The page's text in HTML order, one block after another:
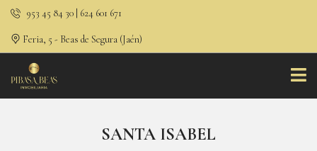
953 45 84 30 | 624 601 671
Feria, 5 - Beas de Segura (Jaén)
SANTA ISABEL